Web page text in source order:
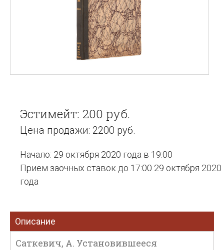
Эстимейт: 200 руб.
Цена продажи: 2200 руб.
Начало: 29 октября 2020 года в 19:00
Прием заочных ставок до 17:00 29 октября 2020
года
Описание
Саткевич, А. Установившееся